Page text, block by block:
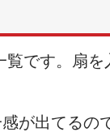
覧です。扇を
が出てるの